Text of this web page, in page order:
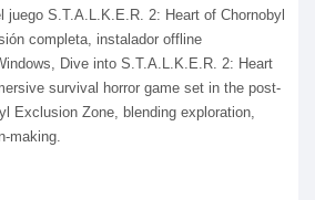
juego S.T.A.L.K.E.R. 2: Heart of Chornobyl
completa, instalador offline
Dive into S.T.A.L.K.E.R. 2: Heart
survival horror game set in the post-
Exclusion Zone, blending exploration,
making.